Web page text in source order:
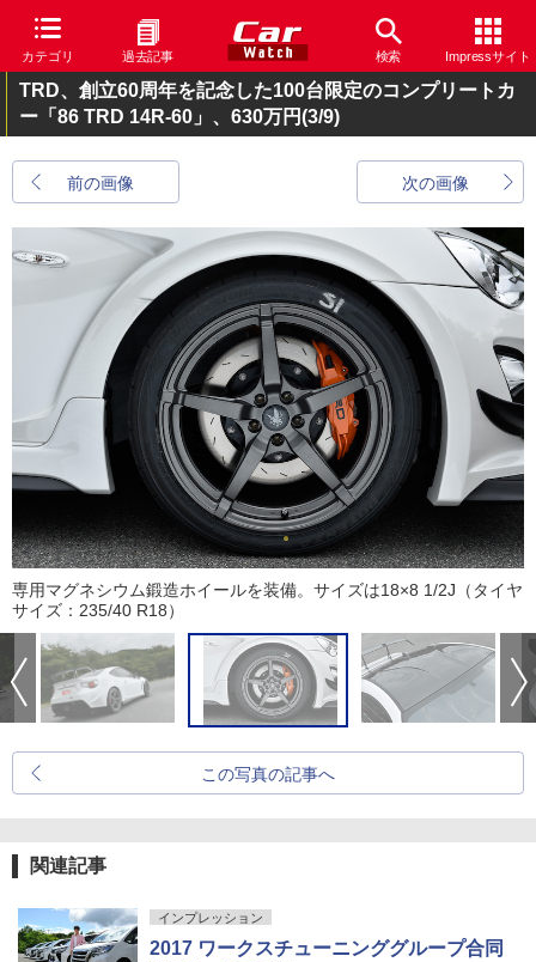
カテゴリ 過去記事 検索 Impressサイト
TRD、創立60周年を記念した100台限定のコンプリートカ
ー「86 TRD 14R-60」、630万円(3/9)
前の画像 次の画像
専用マグネシウム鍛造ホイールを装備。サイズは18×8 1/2J（タイヤ
サイズ：235/40 R18）
この写真の記事へ
関連記事
インプレッション
2017 ワークスチューニンググループ合同